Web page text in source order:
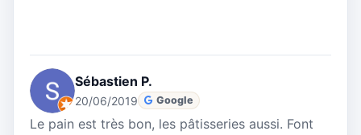
Sébastien P.
20/06/2019 Google
Le pain est très bon, les pâtisseries aussi. Font